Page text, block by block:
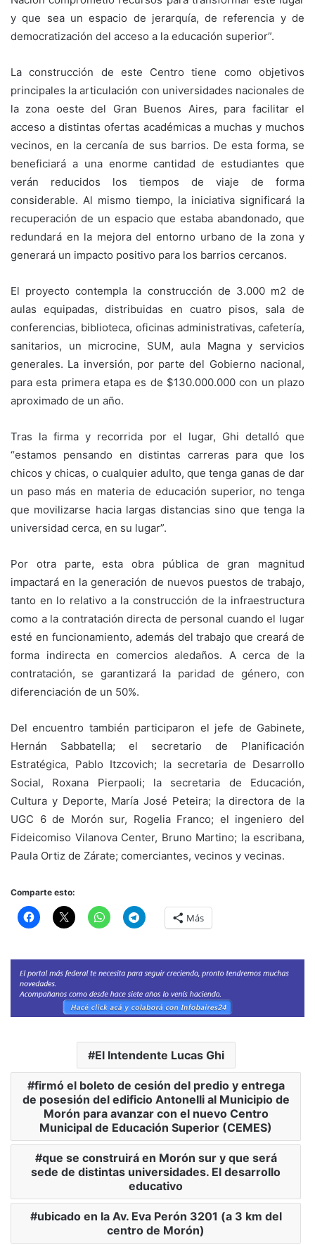
y que sea un espacio de jerarquía, de referencia y de
democratización del acceso a la educación superior”.
La construcción de este Centro tiene como objetivos
principales la articulación con universidades nacionales de
la zona oeste del Gran Buenos Aires, para facilitar el
acceso a distintas ofertas académicas a muchas y muchos
vecinos, en la cercanía de sus barrios. De esta forma, se
beneficiará a una enorme cantidad de estudiantes que
verán reducidos los tiempos de viaje de forma
considerable. Al mismo tiempo, la iniciativa significará la
recuperación de un espacio que estaba abandonado, que
redundará en la mejora del entorno urbano de la zona y
generará un impacto positivo para los barrios cercanos.
El proyecto contempla la construcción de 3.000 m2 de
aulas equipadas, distribuidas en cuatro pisos, sala de
conferencias, biblioteca, oficinas administrativas, cafetería,
sanitarios, un microcine, SUM, aula Magna y servicios
generales. La inversión, por parte del Gobierno nacional,
para esta primera etapa es de $130.000.000 con un plazo
aproximado de un año.
Tras la firma y recorrida por el lugar, Ghi detalló que
“estamos pensando en distintas carreras para que los
chicos y chicas, o cualquier adulto, que tenga ganas de dar
un paso más en materia de educación superior, no tenga
que movilizarse hacia largas distancias sino que tenga la
universidad cerca, en su lugar”.
Por otra parte, esta obra pública de gran magnitud
impactará en la generación de nuevos puestos de trabajo,
tanto en lo relativo a la construcción de la infraestructura
como a la contratación directa de personal cuando el lugar
esté en funcionamiento, además del trabajo que creará de
forma indirecta en comercios aledaños. A cerca de la
contratación, se garantizará la paridad de género, con
diferenciación de un 50%.
Del encuentro también participaron el jefe de Gabinete,
Hernán Sabbatella; el secretario de Planificación
Estratégica, Pablo Itzcovich; la secretaria de Desarrollo
Social, Roxana Pierpaoli; la secretaria de Educación,
Cultura y Deporte, María José Peteira; la directora de la
UGC 6 de Morón sur, Rogelia Franco; el ingeniero del
Fideicomiso Vilanova Center, Bruno Martino; la escribana,
Paula Ortiz de Zárate; comerciantes, vecinos y vecinas.
Comparte esto:
Más
El Intendente Lucas Ghi
firmó el boleto de cesión del predio y entrega
de posesión del edificio Antonelli al Municipio de
Morón para avanzar con el nuevo Centro
Municipal de Educación Superior (CEMES)
que se construirá en Morón sur y que será
sede de distintas universidades. El desarrollo
educativo
ubicado en la Av. Eva Perón 3201 (a 3 km del
centro de Morón)